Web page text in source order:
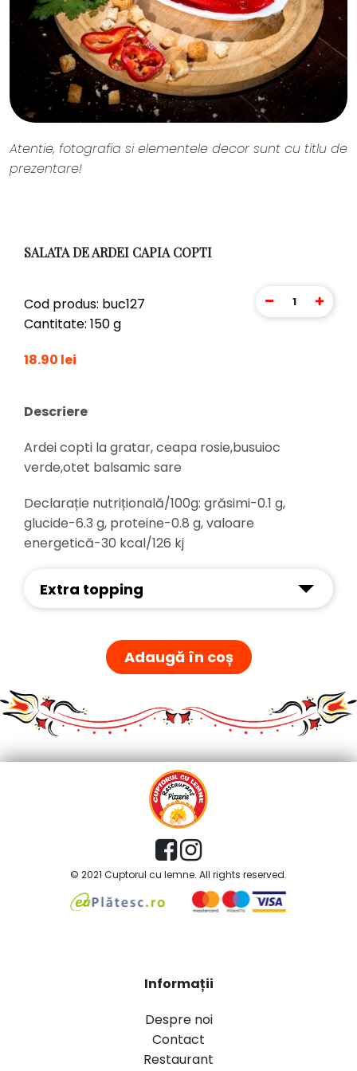
Atentie, fotografia si elementele decor sunt cu titlu de
prezentare!
SALATA DE ARDEI CAPIA COPTI
Cod produs: buc127
Cantitate: 150 g
18.90 lei
1
Descriere
Ardei copti la gratar, ceapa rosie,busuioc
verde,otet balsamic sare
Declarație nutrițională/100g: grăsimi-0.1 g,
glucide-6.3 g, proteine-0.8 g, valoare
energetică-30 kcal/126 kj
Extra topping
Adaugă în coș
© 2021 Cuptorul cu lemne. All rights reserved.
Informații
Despre noi
Contact
Restaurant